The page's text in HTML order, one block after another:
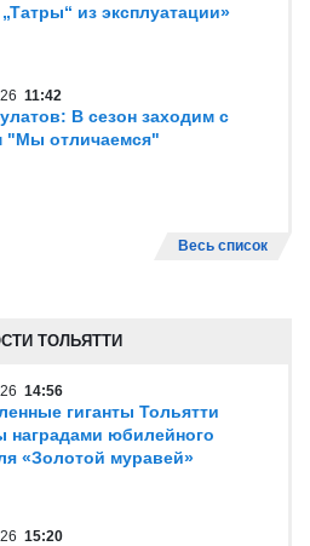
из эксплуатации»
11:42
В сезон заходим с
"Мы отличаемся"
Весь список
ТОЛЬЯТТИ
14:56
гиганты Тольятти
наградами юбилейного
«Золотой муравей»
15:20